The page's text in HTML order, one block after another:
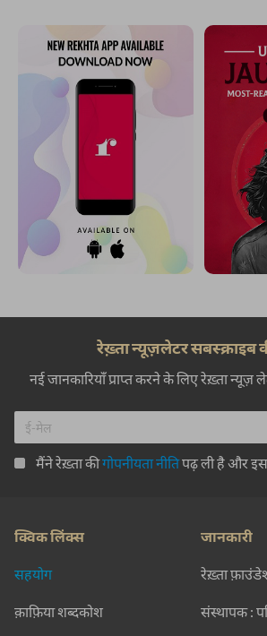
रेख़्ता न्यूज़लेटर सबस्क्राइब
नई जानकारियाँ प्राप्त करने के लिए रेख़्ता न्यूज़
मैंने रेख़्ता कीगोपनीयता नीतिपढ़ ली है और
क्विक लिंक्स
सहयोग
क़ाफ़िया शब्दकोश
जानकारी
रेख़्ता
संस्थापक :